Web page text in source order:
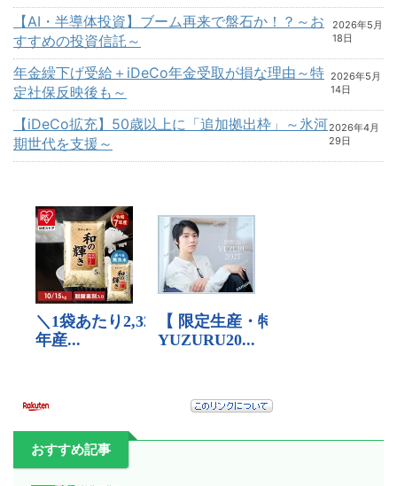
【AI・半導体投資】ブーム再来で盤石か！？～お
すすめの投資信託～
2026年5月
18日
年金繰下げ受給＋iDeCo年金受取が損な理由～特
定社保反映後も～
2026年5月
14日
【iDeCo拡充】50歳以上に「追加拠出枠」～氷河
期世代を支援～
2026年4月
29日
おすすめ記事